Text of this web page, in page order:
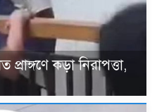
কড়া নিরাপত্তা,